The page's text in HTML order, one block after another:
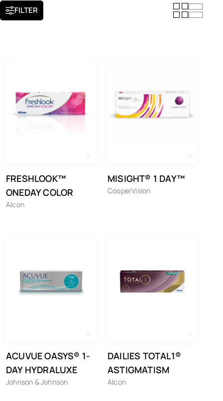
FILTER
FRESHLOOK™
ONEDAY COLOR
Alcon
MISIGHT® 1 DAY™
CooperVision
ACUVUE OASYS® 1-
DAY HYDRALUXE
Johnson & Johnson
DAILIES TOTAL1®
ASTIGMATISM
Alcon